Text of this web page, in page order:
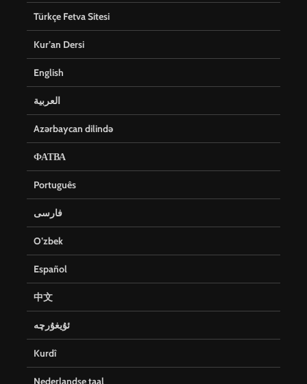
Türkçe Fetva Sitesi
Kur’an Dersi
English
العربية
Azərbaycan dilində
ФАТВА
Português
فارسی
O’zbek
Español
中文
ئۇيغۇرچە
Kurdî
Nederlandse taal